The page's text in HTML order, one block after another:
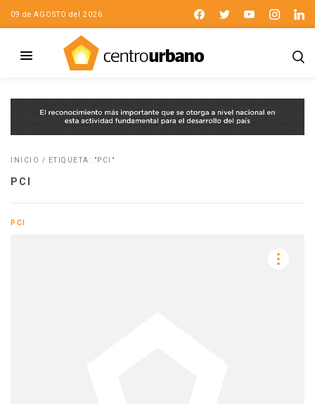
09 de AGOSTO del 2026
INICIO / ETIQUETA: "PCI"
PCI
PCI